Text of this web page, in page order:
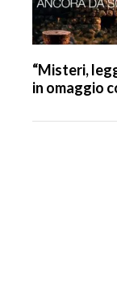
“Misteri,
in omaggio